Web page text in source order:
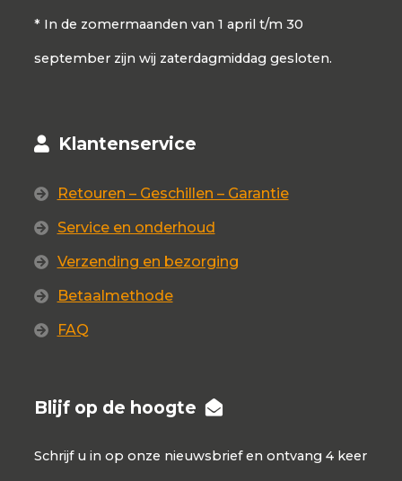
* In de zomermaanden van 1 april t/m 30
september zijn wij zaterdagmiddag gesloten.
Klantenservice
Retouren – Geschillen – Garantie
Service en onderhoud
Verzending en bezorging
Betaalmethode
FAQ
Blijf op de hoogte
Schrijf u in op onze nieuwsbrief en ontvang 4 keer